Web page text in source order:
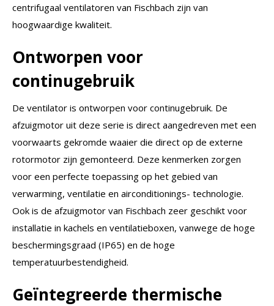
centrifugaal ventilatoren van Fischbach zijn van
hoogwaardige kwaliteit.
Ontworpen voor
continugebruik
De ventilator is ontworpen voor continugebruik. De
afzuigmotor uit deze serie is direct aangedreven met een
voorwaarts gekromde waaier die direct op de externe
rotormotor zijn gemonteerd. Deze kenmerken zorgen
voor een perfecte toepassing op het gebied van
verwarming, ventilatie en airconditionings- technologie.
Ook is de afzuigmotor van Fischbach zeer geschikt voor
installatie in kachels en ventilatieboxen, vanwege de hoge
beschermingsgraad (IP65) en de hoge
temperatuurbestendigheid.
Geïntegreerde thermische